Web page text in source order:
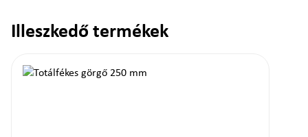
Termékgaléria kihagyása
Illeszkedő termékek